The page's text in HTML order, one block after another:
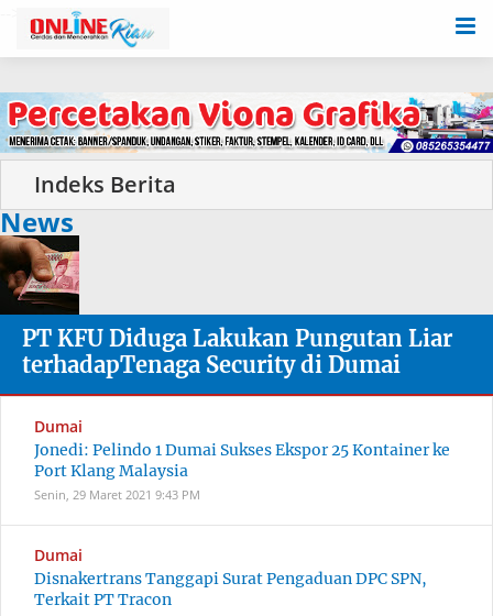
News
PT KFU Diduga Lakukan Pungutan Liar
terhadapTenaga Security di Dumai
Dumai
Jonedi: Pelindo 1 Dumai Sukses Ekspor 25 Kontainer ke
Port Klang Malaysia
Senin, 29 Maret 2021 9:43 PM
Dumai
Disnakertrans Tanggapi Surat Pengaduan DPC SPN,
Terkait PT Tracon